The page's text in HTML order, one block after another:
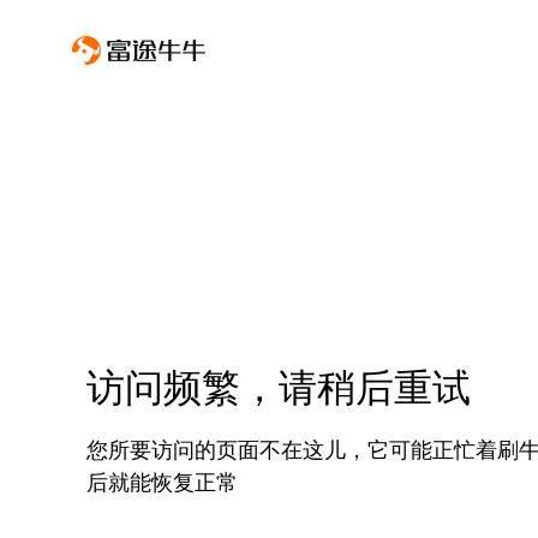
访问频繁，请稍后重试
您所要访问的页面不在这儿，它可能正忙着刷
后就能恢复正常